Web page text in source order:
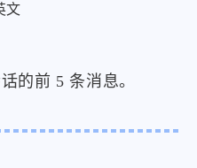
文
的前 5 条消息。